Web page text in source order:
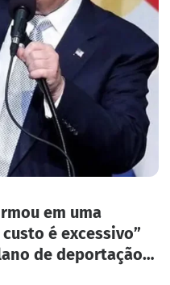
em uma
é excessivo”
de deportação